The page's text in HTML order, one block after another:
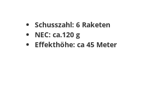
Schusszahl: 6 Raketen
NEC: ca.120 g
Effekthöhe: ca 45 Meter